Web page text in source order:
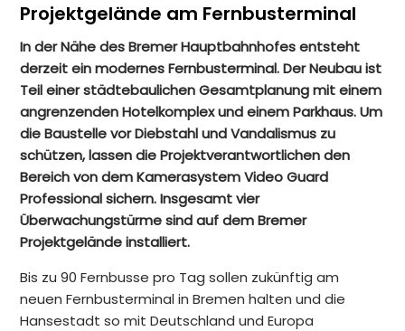
Svenska
Projektgelände am Fernbusterminal
In der Nähe des Bremer Hauptbahnhofes entsteht
derzeit ein modernes Fernbusterminal. Der Neubau ist
Teil einer städtebaulichen Gesamtplanung mit einem
angrenzenden Hotelkomplex und einem Parkhaus. Um
die Baustelle vor Diebstahl und Vandalismus zu
schützen, lassen die Projektverantwortlichen den
Bereich von dem Kamerasystem Video Guard
Professional sichern. Insgesamt vier
Überwachungstürme sind auf dem Bremer
Projektgelände installiert.
Bis zu 90 Fernbusse pro Tag sollen zukünftig am
neuen Fernbusterminal in Bremen halten und die
Hansestadt so mit Deutschland und Europa